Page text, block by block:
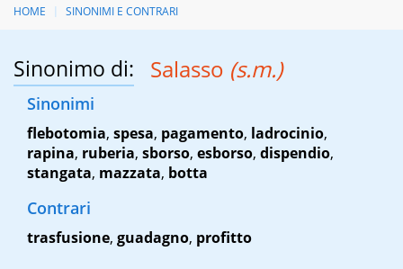
HOME SINONIMI E CONTRARI
Sinonimo di: Salasso (s.m.)
Sinonimi
flebotomia, spesa, pagamento, ladrocinio,
rapina, ruberia, sborso, esborso, dispendio,
stangata, mazzata, botta
Contrari
trasfusione, guadagno, profitto